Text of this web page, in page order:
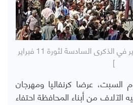
[ تعز.. مهرجان كرنفالي كبير في الذكرى السادسة لثورة 11 فبراير
]
السبت، عرضا كرنفاليا ومهرجان
من أبناء المحافظة احتفاء